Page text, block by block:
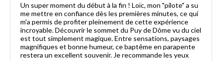
Un super moment du début à la fin ! Loïc, mon "pilote" a su
me mettre en confiance dès les premières minutes, ce qui
m'a permis de profiter pleinement de cette expérience
incroyable. Découvrir le sommet du Puy de Dôme vu du ciel
est tout simplement magique. Entre sensations, paysages
magnifiques et bonne humeur, ce baptême en parapente
restera un excellent souvenir. Je recommande les yeux